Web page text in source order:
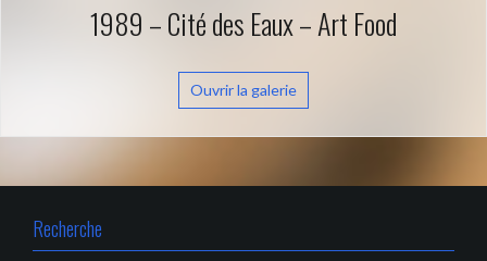
1989 – Cité des Eaux – Art Food
Ouvrir la galerie
Recherche